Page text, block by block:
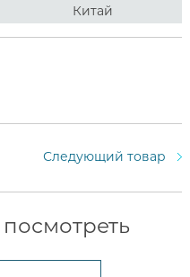
Китай
Следующий товар